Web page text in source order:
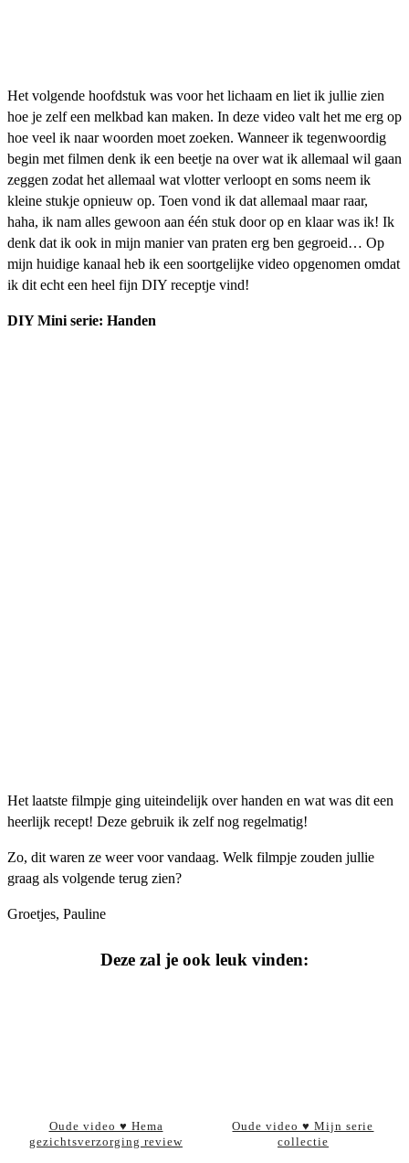
Het volgende hoofdstuk was voor het lichaam en liet ik jullie zien
hoe je zelf een melkbad kan maken. In deze video valt het me erg op
hoe veel ik naar woorden moet zoeken. Wanneer ik tegenwoordig
begin met filmen denk ik een beetje na over wat ik allemaal wil gaan
zeggen zodat het allemaal wat vlotter verloopt en soms neem ik
kleine stukje opnieuw op. Toen vond ik dat allemaal maar raar,
haha, ik nam alles gewoon aan één stuk door op en klaar was ik! Ik
denk dat ik ook in mijn manier van praten erg ben gegroeid… Op
mijn huidige kanaal heb ik een soortgelijke video opgenomen omdat
ik dit echt een heel fijn DIY receptje vind!
DIY Mini serie: Handen
Het laatste filmpje ging uiteindelijk over handen en wat was dit een
heerlijk recept! Deze gebruik ik zelf nog regelmatig!
Zo, dit waren ze weer voor vandaag. Welk filmpje zouden jullie
graag als volgende terug zien?
Groetjes, Pauline
Deze zal je ook leuk vinden:
Oude video ♥ Hema
gezichtsverzorging review
Oude video ♥ Mijn serie
collectie